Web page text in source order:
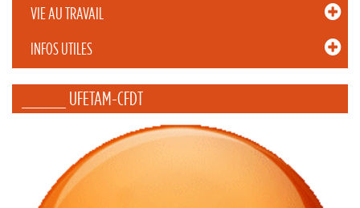
VIE AU TRAVAIL
INFOS UTILES
_____ UFETAM-CFDT